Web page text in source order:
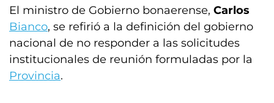
El ministro de Gobierno bonaerense, Carlos
Bianco, se refirió a la definición del gobierno
nacional de no responder a las solicitudes
institucionales de reunión formuladas por la
Provincia.